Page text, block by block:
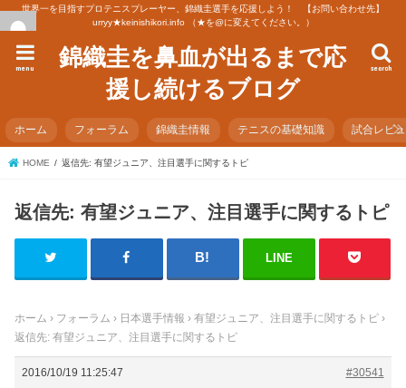
世界一を目指すプロテニスプレーヤー、錦織圭選手を応援しよう！ 【お問い合わせ先】
urryy★keinishikori.info （★を@に変えてください。）
錦織圭を鼻血が出るまで応
援し続けるブログ
search
menu
ホーム フォーラム 錦織圭情報 テニスの基礎知識 試合レビ
HOME 返信先: 有望ジュニア、注目選手に関するトピ
返信先: 有望ジュニア、注目選手に関するトピ
LINE
ホーム › フォーラム › 日本選手情報 › 有望ジュニア、注目選手に関するトピ ›
返信先: 有望ジュニア、注目選手に関するトピ
2016/10/19 11:25:47
#30541